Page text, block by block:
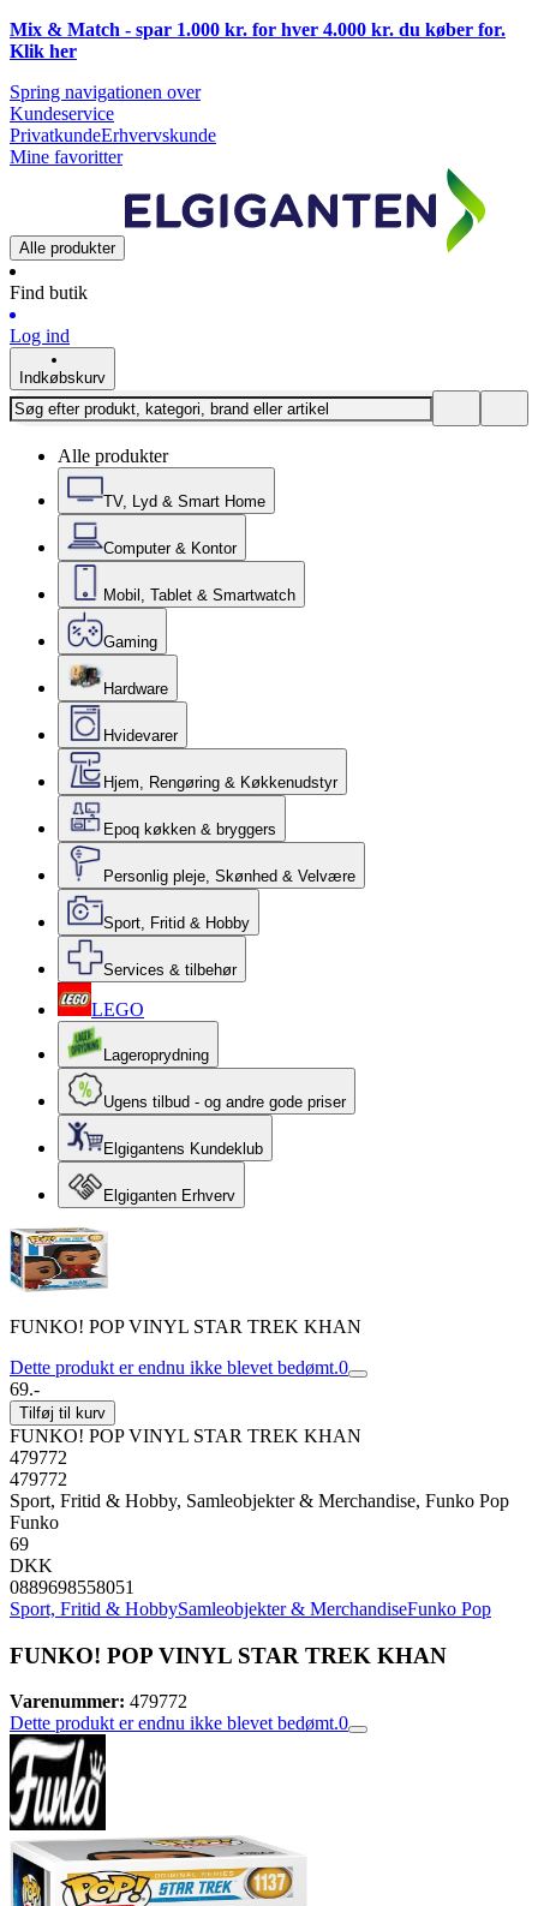
Mix & Match - spar 1.000 kr. for hver 4.000 kr. du køber for.
Klik her
Spring navigationen over
Kundeservice
PrivatkundeErhvervskunde
Mine favoritter
Alle produkter
Find butik
Log ind
Indkøbskurv
Alle produkter
TV, Lyd & Smart Home
Computer & Kontor
Mobil, Tablet & Smartwatch
Gaming
Hardware
Hvidevarer
Hjem, Rengøring & Køkkenudstyr
Epoq køkken & bryggers
Personlig pleje, Skønhed & Velvære
Sport, Fritid & Hobby
Services & tilbehør
LEGO
Lageroprydning
Ugens tilbud - og andre gode priser
Elgigantens Kundeklub
Elgiganten Erhverv
FUNKO! POP VINYL STAR TREK KHAN
Dette produkt er endnu ikke blevet bedømt.0
69.-
Tilføj til kurv
FUNKO! POP VINYL STAR TREK KHAN
479772
479772
Sport, Fritid & Hobby, Samleobjekter & Merchandise, Funko Pop
Funko
69
DKK
0889698558051
Sport, Fritid & HobbySamleobjekter & MerchandiseFunko Pop
FUNKO! POP VINYL STAR TREK KHAN
Varenummer: 479772
Dette produkt er endnu ikke blevet bedømt.0